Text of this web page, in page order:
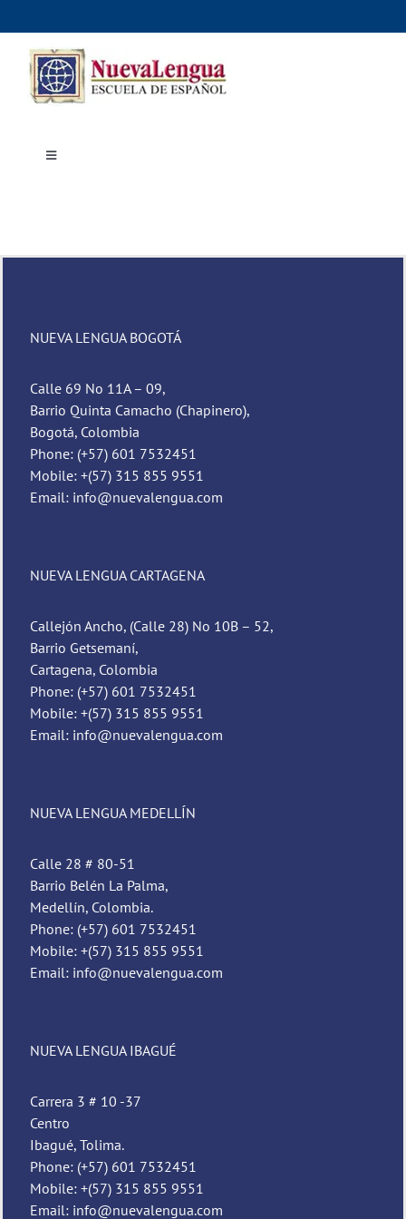
to
content
Toggle
NUEVA LENGUA BOGOTÁ
Calle 69 No 11A – 09,
Barrio Quinta Camacho (Chapinero),
Bogotá, Colombia
Phone: (+57) 601 7532451
Mobile: +(57) 315 855 9551
Email: info@nuevalengua.com
NUEVA LENGUA CARTAGENA
Callejón Ancho, (Calle 28) No 10B – 52,
Barrio Getsemaní,
Cartagena, Colombia
Phone: (+57) 601 7532451
Mobile: +(57) 315 855 9551
Email: info@nuevalengua.com
NUEVA LENGUA MEDELLÍN
Calle 28 # 80-51
Barrio Belén La Palma,
Medellín, Colombia.
Phone: (+57) 601 7532451
Mobile: +(57) 315 855 9551
Email: info@nuevalengua.com
NUEVA LENGUA IBAGUÉ
Carrera 3 # 10 -37
Centro
Ibagué, Tolima.
Phone: (+57) 601 7532451
Mobile: +(57) 315 855 9551
Email: info@nuevalengua.com